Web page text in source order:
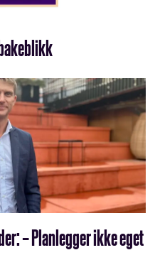
– Planlegger ikke eget